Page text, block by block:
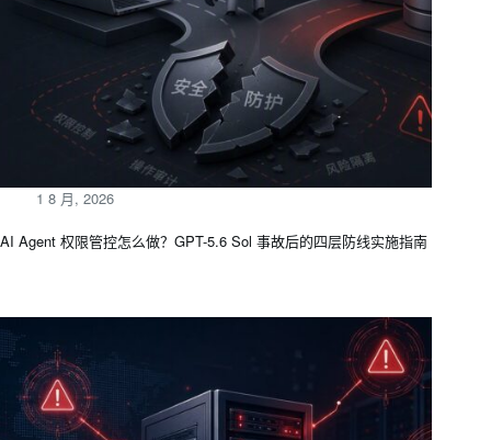
1 8 月, 2026
AI Agent 权限管控怎么做？GPT-5.6 Sol 事故后的四层防线实施指南